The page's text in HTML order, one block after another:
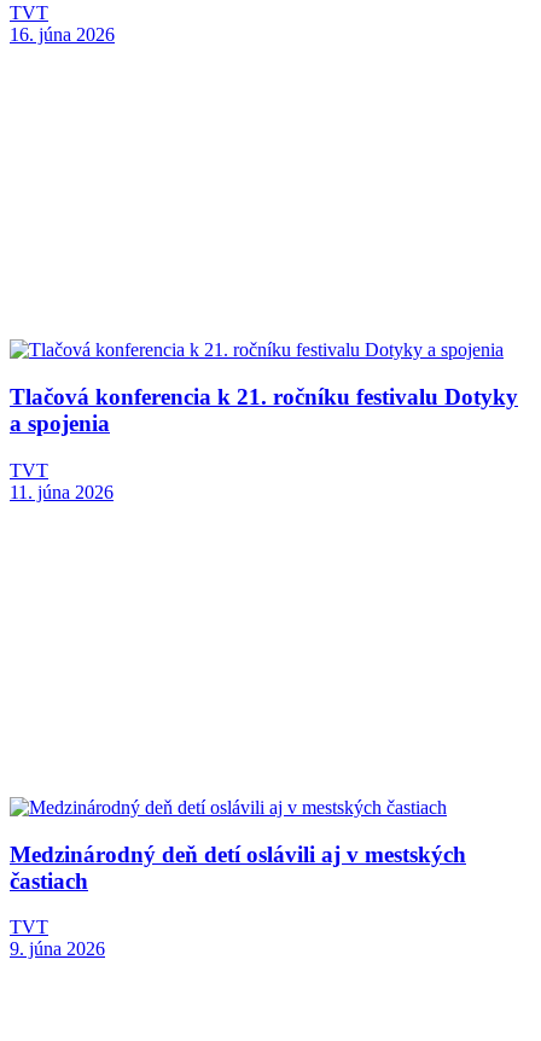
TVT
16. júna 2026
Tlačová konferencia k 21. ročníku festivalu Dotyky
a spojenia
TVT
11. júna 2026
Medzinárodný deň detí oslávili aj v mestských
častiach
TVT
9. júna 2026